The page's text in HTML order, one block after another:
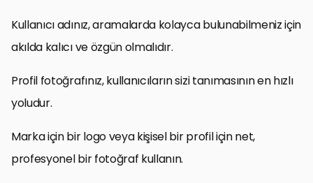
Kullanıcı adınız, aramalarda kolayca bulunabilmeniz için
akılda kalıcı ve özgün olmalıdır.
Profil fotoğrafınız, kullanıcıların sizi tanımasının en hızlı
yoludur.
Marka için bir logo veya kişisel bir profil için net,
profesyonel bir fotoğraf kullanın.